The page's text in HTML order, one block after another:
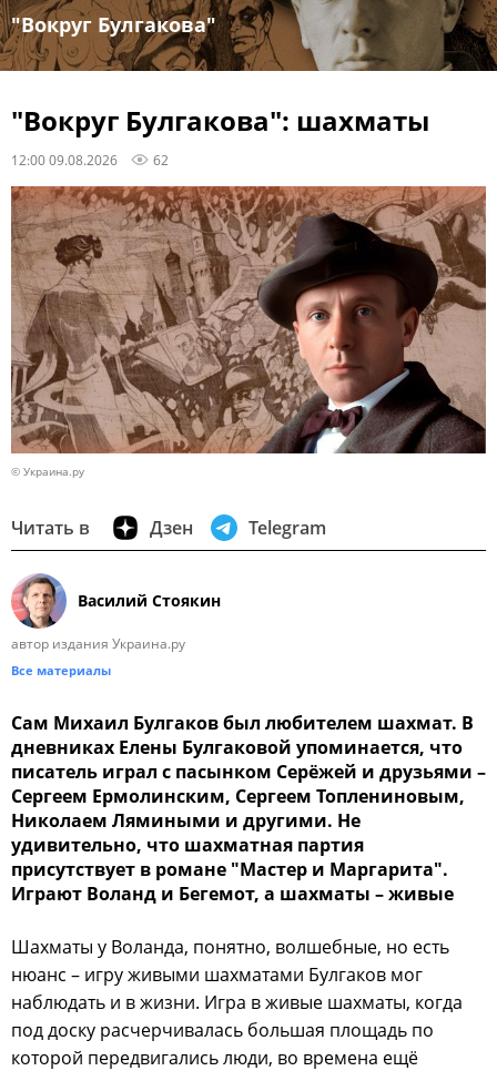
"Вокруг Булгакова"
"Вокруг Булгакова": шахматы
12:00 09.08.2026 62
© Украина.ру
Читать в Дзен Telegram
Василий Стоякин
автор издания Украина.ру
Все материалы
Сам Михаил Булгаков был любителем шахмат. В
дневниках Елены Булгаковой упоминается, что
писатель играл с пасынком Серёжей и друзьями –
Сергеем Ермолинским, Сергеем Топлениновым,
Николаем Лямиными и другими. Не
удивительно, что шахматная партия
присутствует в романе "Мастер и Маргарита".
Играют Воланд и Бегемот, а шахматы – живые
Шахматы у Воланда, понятно, волшебные, но есть
нюанс – игру живыми шахматами Булгаков мог
наблюдать и в жизни. Игра в живые шахматы, когда
под доску расчерчивалась большая площадь по
которой передвигались люди, во времена ещё